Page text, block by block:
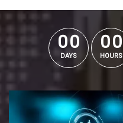
00
00
DAYS
00
00
HOURS